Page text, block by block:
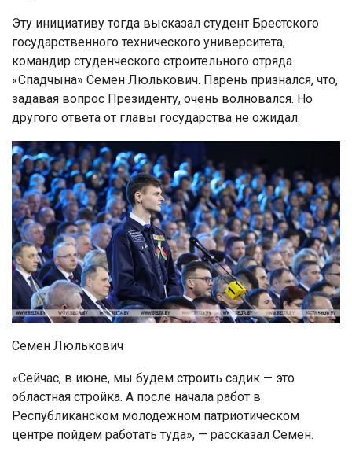
Эту инициативу тогда высказал студент Брестского
государственного технического университета,
командир студенческого строительного отряда
«Спадчына» Семен Люлькович. Парень признался, что,
задавая вопрос Президенту, очень волновался. Но
другого ответа от главы государства не ожидал.
Семен Люлькович
«Сейчас, в июне, мы будем строить садик — это
областная стройка. А после начала работ в
Республиканском молодежном патриотическом
центре пойдем работать туда», — рассказал Семен.